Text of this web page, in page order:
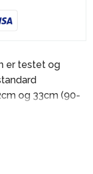
er testet og
og 33cm (90-
2 x mindre